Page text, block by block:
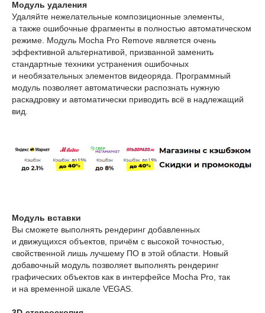
Модуль удаления
Удаляйте нежелательные композиционные элементы,
а также ошибочные фрагменты в полностью автоматическом
режиме. Модуль Mocha Pro Remove является очень
эффективной альтернативой, призванной заменить
стандартные техники устранения ошибочных
и необязательных элементов видеоряда. Программный
модуль позволяет автоматически распознать нужную
раскадровку и автоматически приводить всё в надлежащий
вид.
Модуль вставки
Вы сможете выполнять рендеринг добавленных
и движущихся объектов, причём с высокой точностью,
свойственной лишь лучшему ПО в этой области. Новый
добавочный модуль позволяет выполнять рендеринг
графических объектов как в интерфейсе Mocha Pro, так
и на временной шкале VEGAS.